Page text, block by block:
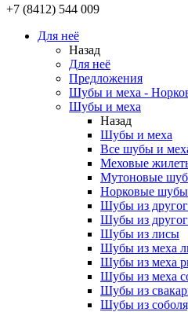
+7 (8412) 544 009
Для неё
Назад
Для неё
Предложения
Шубы и меха -
Шубы и меха
Назад
Шубы и меха
Все шубы и
Меховые
Мутоновые
Норковые шубы
Шубы из
Шубы из
Шубы из лисы
Шубы из меха
Шубы из меха
Шубы из меха
Шубы из
Шубы из